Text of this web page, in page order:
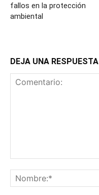
fallos en la protección
ambiental
DEJA UNA RESPUESTA